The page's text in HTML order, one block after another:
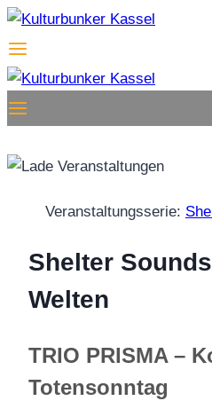
Zum
Inhalt
springen
Veranstaltungsserie:
Shelter
Welten
TRIO PRISMA –
Totensonntag